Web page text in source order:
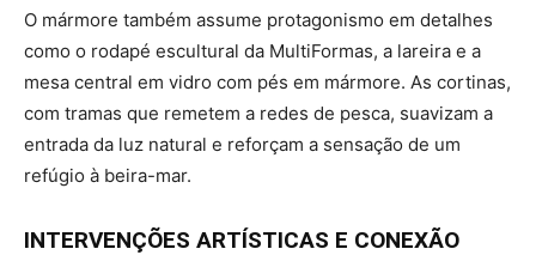
O mármore também assume protagonismo em detalhes
como o rodapé escultural da MultiFormas, a lareira e a
mesa central em vidro com pés em mármore. As cortinas,
com tramas que remetem a redes de pesca, suavizam a
entrada da luz natural e reforçam a sensação de um
refúgio à beira-mar.
INTERVENÇÕES ARTÍSTICAS E CONEXÃO